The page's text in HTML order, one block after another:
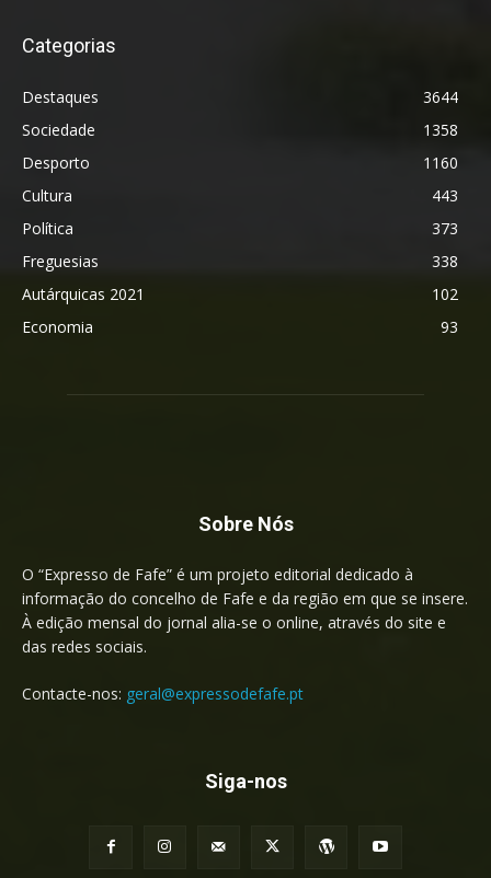
Categorias
Destaques
3644
Sociedade
1358
Desporto
1160
Cultura
443
Política
373
Freguesias
338
Autárquicas 2021
102
Economia
93
Sobre Nós
O “Expresso de Fafe” é um projeto editorial dedicado à
informação do concelho de Fafe e da região em que se insere.
À edição mensal do jornal alia-se o online, através do site e
das redes sociais.
Contacte-nos: geral@expressodefafe.pt
Siga-nos